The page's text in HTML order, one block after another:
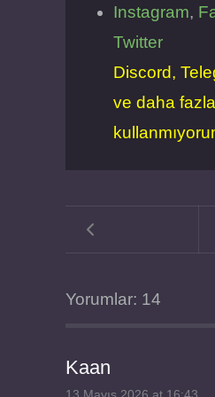
Instagram,
Twitter
Discord,
ve daha
Yorumlar: 14
Kaan